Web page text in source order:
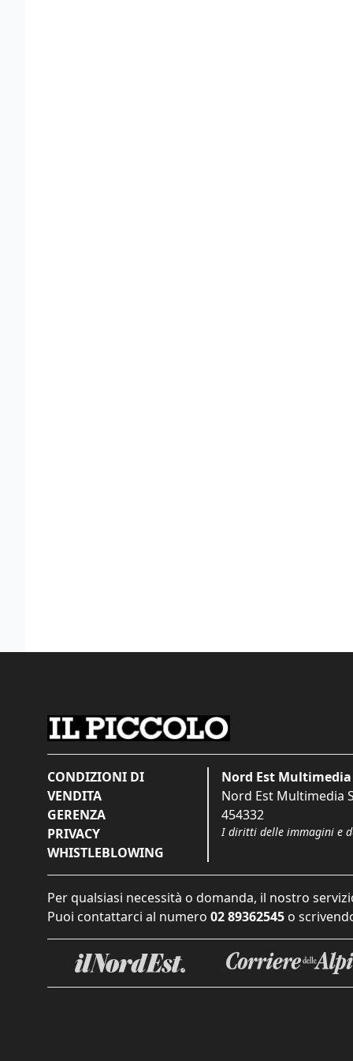
CONDIZIONI DI
VENDITA
GERENZA
PRIVACY
WHISTLEBLOWING
Nord Est Multimedia
Nord Est Multimedia
454332
I diritti delle immagini e
Per qualsiasi necessità o domanda, il nostro
Puoi contattarci al numero 02 89362545 o